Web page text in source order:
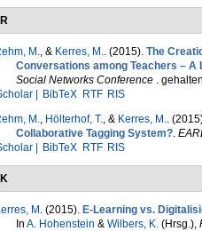
R
M., & Kerres, M.. (2015). The
Conversations among Teachers –
Social Networks Conference .
|
BibTeX RTF RIS
M., Hölterhof, T., & Kerres, M..
Collaborative Tagging System?.
|
BibTeX RTF RIS
K
M . (2015). E-Learning vs.
In A. Hohenstein & Wilbers, K.(Hrsg.),